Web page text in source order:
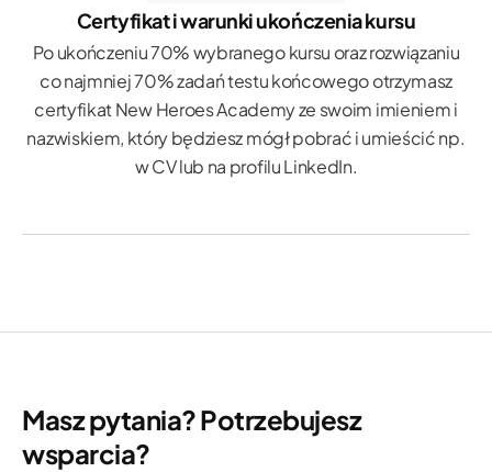
Certyfikat i warunki ukończenia kursu
Po ukończeniu 70% wybranego kursu oraz rozwiązaniu
co najmniej 70% zadań testu końcowego otrzymasz
certyfikat New Heroes Academy ze swoim imieniem i
nazwiskiem, który będziesz mógł pobrać i umieścić np.
w CV lub na profilu LinkedIn.
Masz pytania? Potrzebujesz
wsparcia?